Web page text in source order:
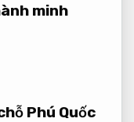
minh
Phú Quốc